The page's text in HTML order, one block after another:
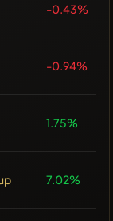
-0.43%
-0.94%
1.75%
7.02%